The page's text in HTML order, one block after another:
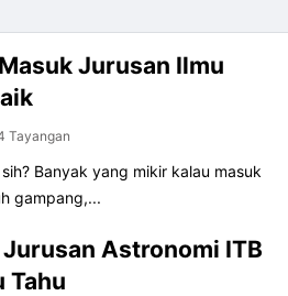
Jurusan Ilmu
Tayangan
Banyak yang mikir kalau masuk
gampang,...
Astronomi ITB
Tahu